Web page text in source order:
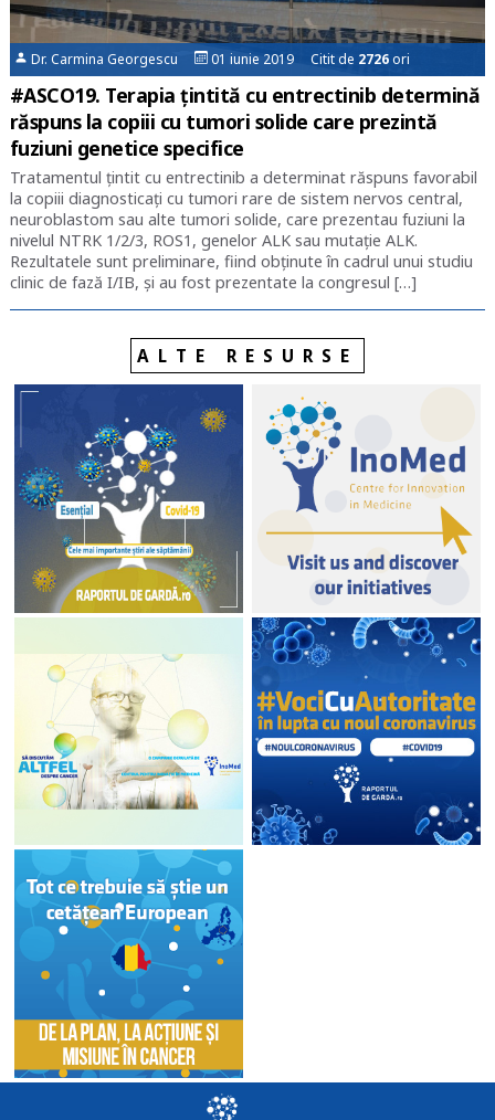
Dr. Carmina Georgescu 01 iunie 2019 Citit de 2726ori
#ASCO19. Terapia țintită cu entrectinib determină
răspuns la copiii cu tumori solide care prezintă
fuziuni genetice specifice
Tratamentul țintit cu entrectinib a determinat răspuns favorabil
la copiii diagnosticați cu tumori rare de sistem nervos central,
neuroblastom sau alte tumori solide, care prezentau fuziuni la
nivelul NTRK 1/2/3, ROS1, genelor ALK sau mutație ALK.
Rezultatele sunt preliminare, fiind obținute în cadrul unui studiu
clinic de fază I/IB, și au fost prezentate la congresul […]
ALTE RESURSE